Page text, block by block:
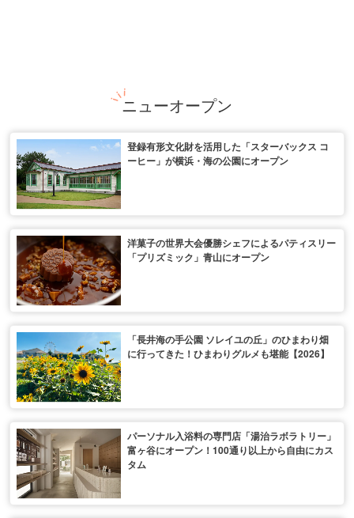
ニューオープン
登録有形文化財を活用した「スターバックス コ
ーヒー」が横浜・海の公園にオープン
洋菓子の世界大会優勝シェフによるパティスリー
「プリズミック」青山にオープン
「長井海の手公園 ソレイユの丘」のひまわり畑
に行ってきた！ひまわりグルメも堪能【2026】
パーソナル入浴料の専門店「湯治ラボラトリー」
富ヶ谷にオープン！100通り以上から自由にカス
タム